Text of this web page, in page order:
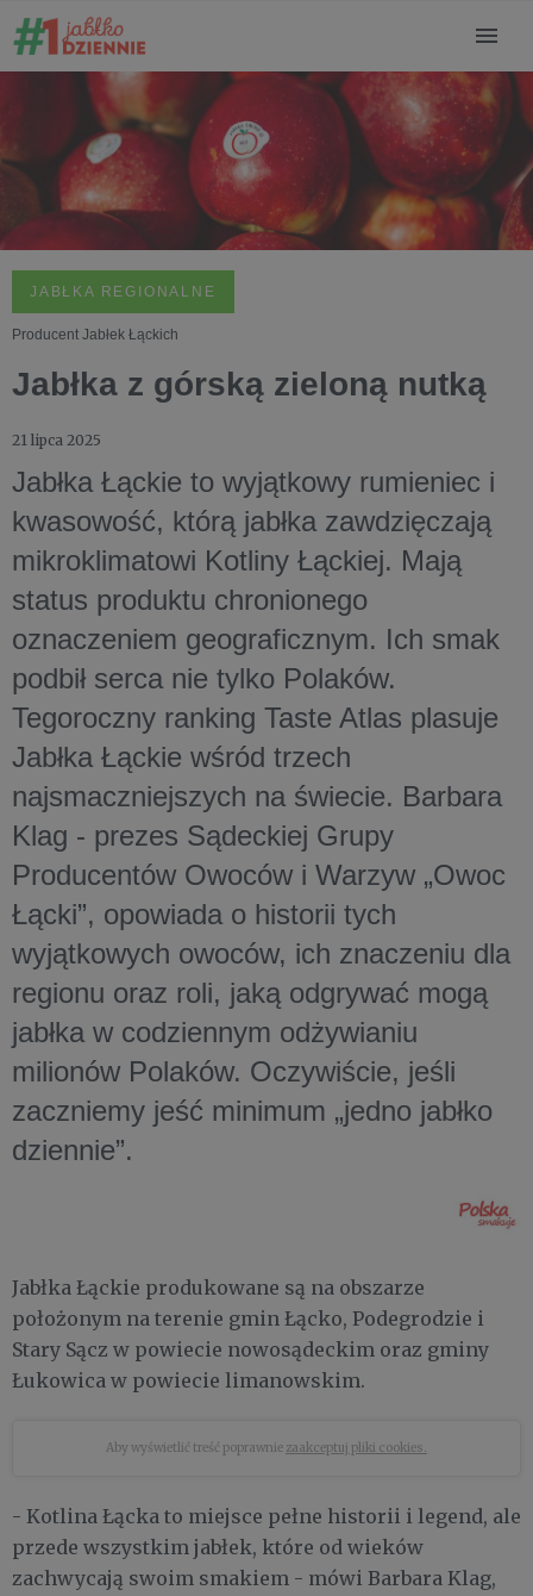
JABŁKA REGIONALNE
Producent Jabłek Łąckich
Jabłka z górską zieloną nutką
21 lipca 2025
Jabłka Łąckie to wyjątkowy rumieniec i
kwasowość, którą jabłka zawdzięczają
mikroklimatowi Kotliny Łąckiej. Mają
status produktu chronionego
oznaczeniem geograficznym. Ich smak
podbił serca nie tylko Polaków.
Tegoroczny ranking Taste Atlas plasuje
Jabłka Łąckie wśród trzech
najsmaczniejszych na świecie. Barbara
Klag - prezes Sądeckiej Grupy
Producentów Owoców i Warzyw „Owoc
Łącki”, opowiada o historii tych
wyjątkowych owoców, ich znaczeniu dla
regionu oraz roli, jaką odgrywać mogą
jabłka w codziennym odżywianiu
milionów Polaków. Oczywiście, jeśli
zaczniemy jeść minimum „jedno jabłko
dziennie”.
Jabłka Łąckie produkowane są na obszarze
położonym na terenie gmin Łącko, Podegrodzie i
Stary Sącz w powiecie nowosądeckim oraz gminy
Łukowica w powiecie limanowskim.
Aby wyświetlić treść poprawnie zaakceptuj pliki cookies.
- Kotlina Łącka to miejsce pełne historii i legend, ale
przede wszystkim jabłek, które od wieków
zachwycają swoim smakiem - mówi Barbara Klag,